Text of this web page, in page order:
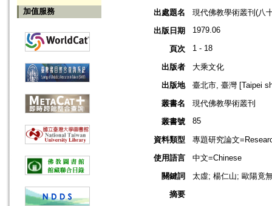
加值服務
出處題名
現代佛教學術叢刊(八
出版日期
1979.06
頁次 1 - 18
出版者
大乘文化
出版地
臺北市, 臺灣 [Taipei
叢書名
現代佛教學術叢刊
叢書號
85
資料類型
專題研究論文
使用語言
中文=Chinese
關鍵詞
太虛; 楊仁山; 歐陽竟
摘要